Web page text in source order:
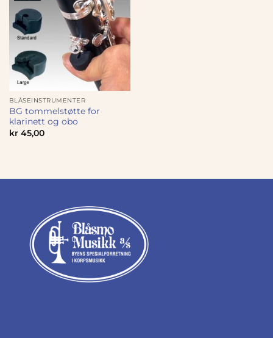
BLÅSEINSTRUMENTER
BG tommelstøtte for
klarinett og obo
kr45,00